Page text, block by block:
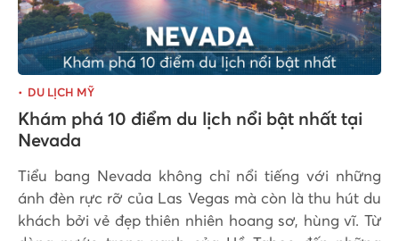
DU LỊCH MỸ
Khám phá 10 điểm du lịch nổi bật nhất tại
Nevada
Tiểu bang Nevada không chỉ nổi tiếng với những
ánh đèn rực rỡ của Las Vegas mà còn là thu hút du
khách bởi vẻ đẹp thiên nhiên hoang sơ, hùng vĩ. Từ